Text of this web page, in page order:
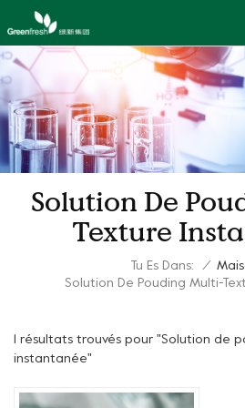
Solution De
Texture
Tu Es Dans: /
Solution De Pouding Multi-
1 résultats trouvés pour "Solution de
instantanée"